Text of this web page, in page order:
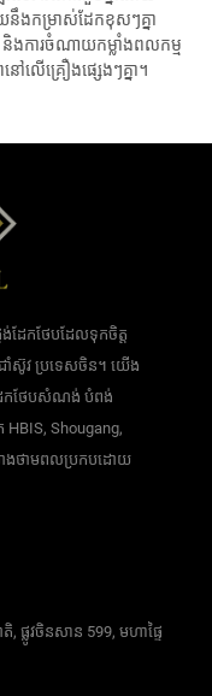
មួយនឹងកម្រាស់ដែកខុសៗគ្នា
ងការចំណាយកម្លាំងពលកម្ម
លើគ្រឿងផ្សេងៗគ្នា។
ង់ដែកថែបដែលទុកចិត្ត
ជាំស៊ូវ ប្រទេសចិន។ យើង
ែកថែបសំណង់ បំពង់
HBIS, Shougang,
ោងថាមពលប្រកបដោយ
ផ្លូវចិនសាន 599, មហាផ្ទៃ